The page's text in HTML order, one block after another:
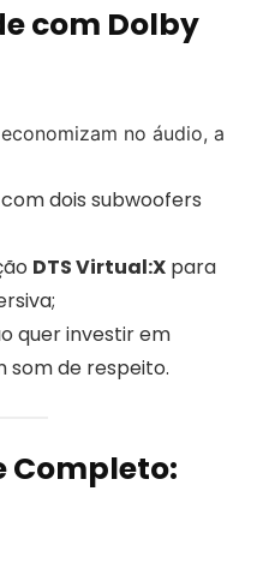
com Dolby
no áudio, a
dois subwoofers
DTS Virtual:X para
quer investir em
som de respeito.
Completo: